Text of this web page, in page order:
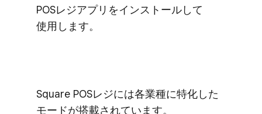
POSレジアプリを​インストールして​
使用します。
Square POSレジには​​各業種に​​特化した​​
モードが​​搭載されています。​​